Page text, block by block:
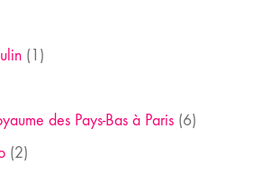
(1)
des Pays-Bas à Paris (6)
(2)